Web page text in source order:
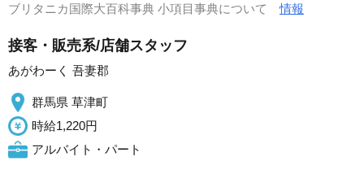
ブリタニカ国際大百科事典 小項目事典について情報
接客・販売系/店舗スタッフ
あがわーく 吾妻郡
群馬県 草津町
時給1,220円
アルバイト・パート